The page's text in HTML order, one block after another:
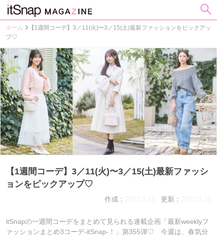
ホーム
【1週間コーデ】3／11(火)〜3／15(土)最新ファッションをピックアッ
プ♡
【1週間コーデ】3／11(火)〜3／15(土)最新ファッシ
ョンをピックアップ♡
作成：2025.3.25 更新：2025.3.25
itSnapの一週間コーデをまとめて見られる連載企画「最新weeklyフ
ァッションまとめ3コーデ-itSnap-！」第355弾♡ 今週は、春気分